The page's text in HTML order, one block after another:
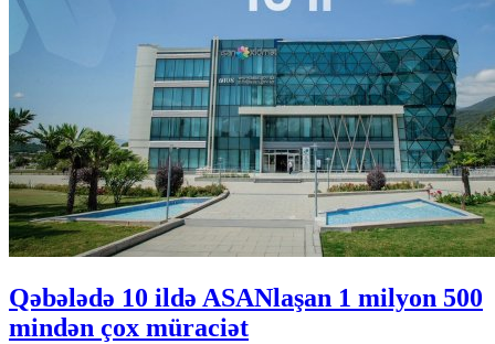
Qəbələdə 10 ildə ASANlaşan 1 milyon 500
mindən çox müraciət